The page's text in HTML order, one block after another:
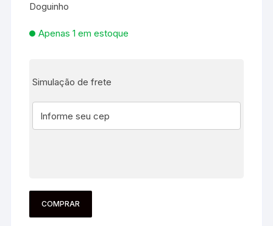
Doguinho
Apenas 1 em estoque
Simulação de frete
COMPRAR